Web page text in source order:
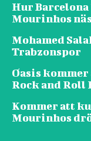
Hur
Mourinhos
Mohamed
Trabzonspor
Oasis
Rock and Roll
Kommer att
Mourinhos